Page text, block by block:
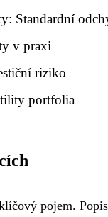
Standardní
v praxi
riziko
portfolia
pojem.